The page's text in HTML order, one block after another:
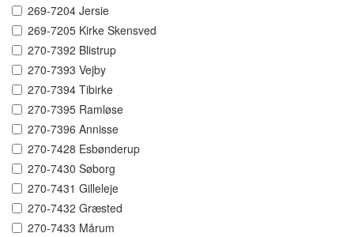
269-7204 Jersie
269-7205 Kirke Skensved
270-7392 Blistrup
270-7393 Vejby
270-7394 Tibirke
270-7395 Ramløse
270-7396 Annisse
270-7428 Esbønderup
270-7430 Søborg
270-7431 Gilleleje
270-7432 Græsted
270-7433 Mårum